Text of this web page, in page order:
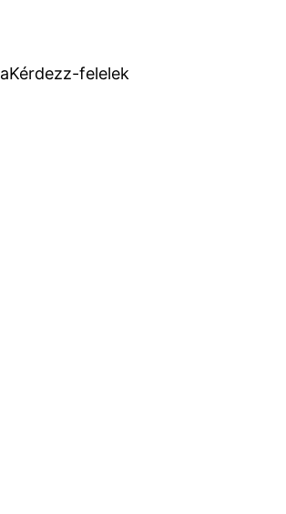
Kérdezz-felelek